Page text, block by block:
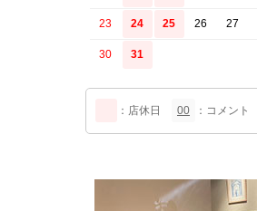
23 24 25 26 27
30 31
：店休日 00 ：コメント